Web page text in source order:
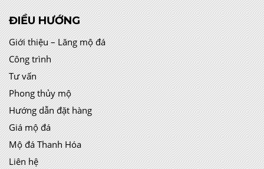
ĐIỀU HƯỚNG
Giới thiệu – Lăng mộ đá
Công trình
Tư vấn
Phong thủy mộ
Hướng dẫn đặt hàng
Giá mộ đá
Mộ đá Thanh Hóa
Liên hệ